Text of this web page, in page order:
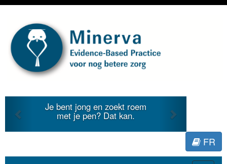
Je bent jong en zoekt roem
met je pen? Dat kan.
Previous
FR